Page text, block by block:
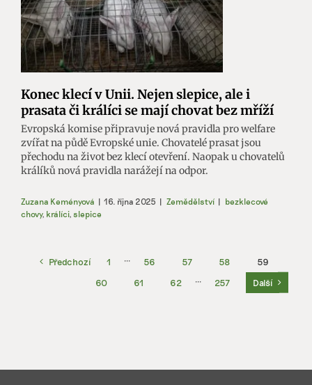
Konec klecí v Unii. Nejen slepice, ale i
prasata či králíci se mají chovat bez mříží
Evropská komise připravuje nová pravidla pro welfare
zvířat na půdě Evropské unie. Chovatelé prasat jsou
přechodu na život bez klecí otevření. Naopak u chovatelů
králíků nová pravidla narážejí na odpor.
Zuzana Keményová | 16. října 2025 | Zemědělství | bezklecové
chovy, králíci, slepice
Předchozí 1 ··· 56 57 58
59
60
61 62 ··· 257 Další